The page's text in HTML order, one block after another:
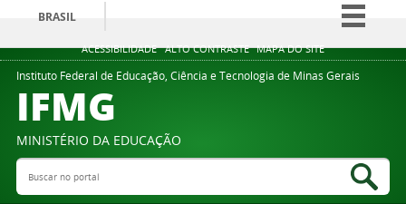
ACESSIBILIDADE ALTO CONTRASTE MAPA DO SITE
BRASIL
Simplifique!
Comunica BR
Legislação
Instituto Federal de Educação, Ciência e Tecnologia de Minas Gerais
IFMG
MINISTÉRIO DA EDUCAÇÃO
Buscar no portal